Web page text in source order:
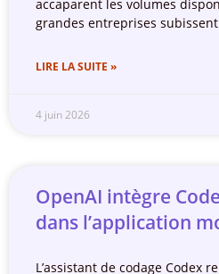
accaparent les volumes
grandes entreprises
LIRE LA SUITE »
4 juin 2026
OpenAI intègre
dans l’application
L’assistant de codage Codex